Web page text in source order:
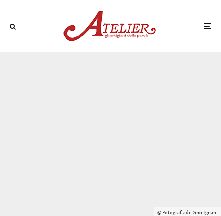
© Fotografia di Dino Ignani